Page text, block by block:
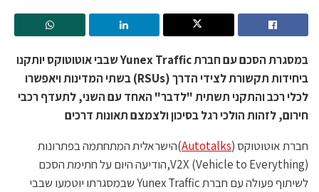
במסגרת הסכם עם חברת Yunex Traffic שבבי אוטוטוקס יותקנו
ביחידות תקשורת לצידי הדרך (RSUs) בשתי המדינות ויאפשרו
לכלי רכב והתקני תשתית "לדבר" האחד עם השני, לתעדף רכבי
חירום, לזהות הולכי רגל בסיכון ולצמצם תאונות דרכים
חברת אוטוטוקס (Autotalks)הישראלית המתחתמה בפתרונות
V2X (Vehicle to Everything),הודיעה היום על חתימת הסכם
לשיתוף פעולה עם חברת Yunex Traffic שבמסגרתו יוטמעו שבבי